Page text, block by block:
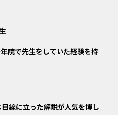
院で先生をしていた経験を持
線に立った解説が人気を博し